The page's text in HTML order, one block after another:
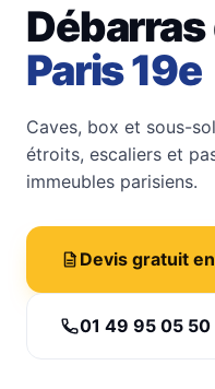
Débarras
Paris 19e
Caves, box et sous-
étroits, escaliers et
immeubles parisiens.
Devis gratuit
01 49 95 05 50